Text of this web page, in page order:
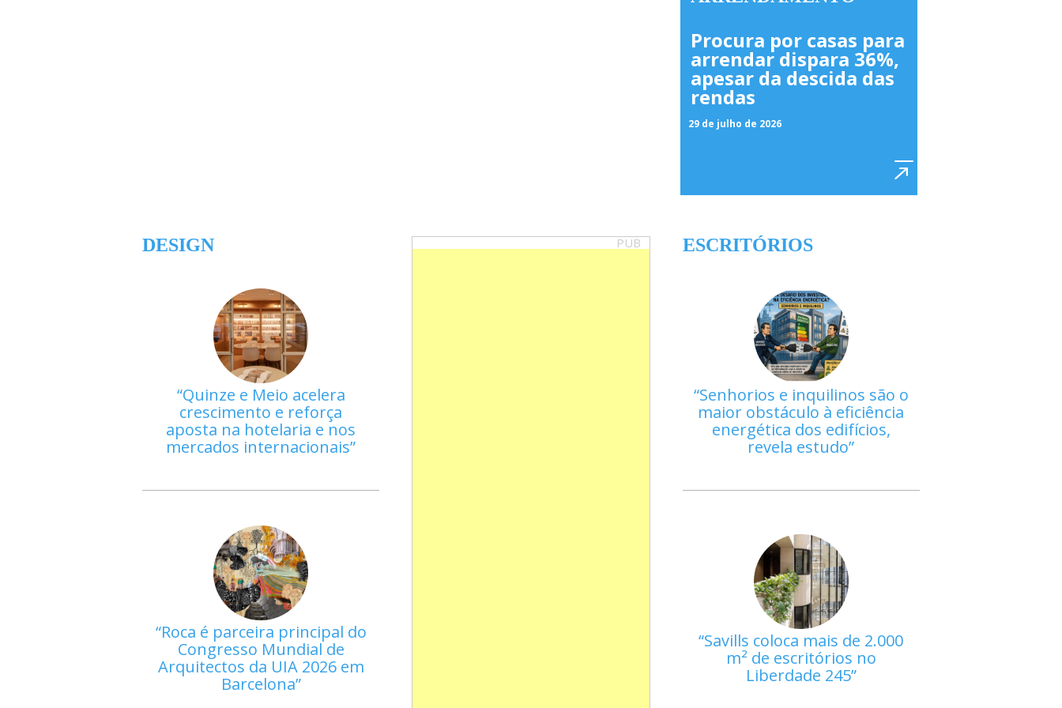
Procura por casas para
arrendar dispara 36%,
apesar da descida das
rendas
29 de julho de 2026
DESIGN
Quinze e Meio acelera
crescimento e reforça
aposta na hotelaria e nos
mercados internacionais
Roca é parceira principal do
Congresso Mundial de
Arquitectos da UIA 2026 em
Barcelona
PUB ESCRITÓRIOS
Senhorios e inquilinos são o
maior obstáculo à eficiência
energética dos edifícios,
revela estudo
Savills coloca mais de 2.000
m² de escritórios no
Liberdade 245